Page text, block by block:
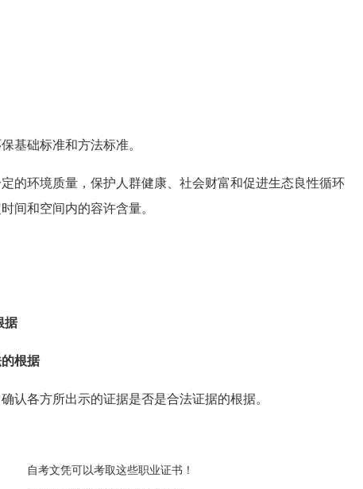
础标准和方法标准。
环境质量，保护人群健康、社会财富和促进生态良性循环
间和空间内的容许含量。
据
根据
各方所出示的证据是否是合法证据的根据。
自考文凭可以考取这些职业证书！